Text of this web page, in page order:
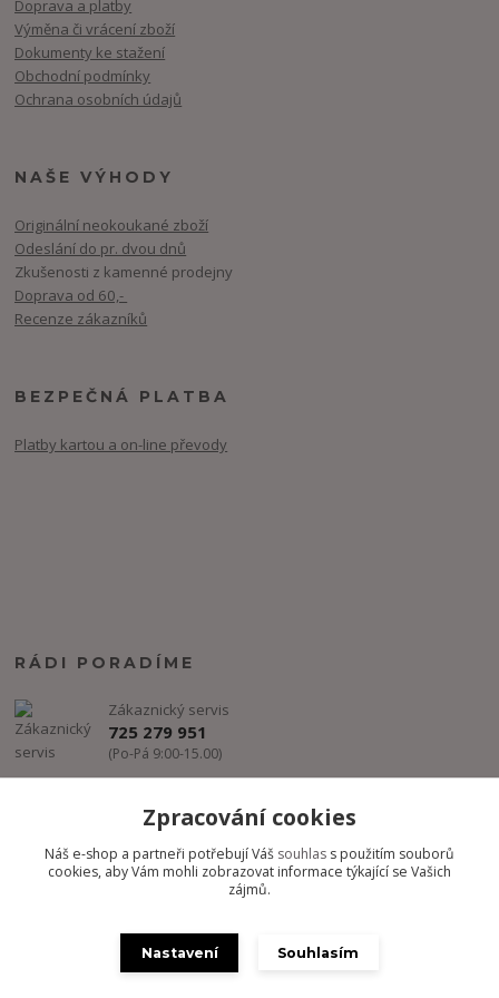
Doprava a platby
Výměna či vrácení zboží
Dokumenty ke stažení
Obchodní podmínky
Ochrana osobních údajů
NAŠE VÝHODY
Originální neokoukané zboží
Odeslání do pr. dvou dnů
Zkušenosti z kamenné prodejny
Doprava od 60,-
Recenze zákazníků
BEZPEČNÁ PLATBA
Platby kartou a on-line převody
RÁDI PORADÍME
Zákaznický servis
725 279 951
(Po-Pá 9:00-15.00)
Copyright @ FREESTYLE-DANCE.CZ 2012-2024 - Všechny práva
Zpracování cookies
Náš e-shop a partneři potřebují Váš souhlas s použitím souborů
cookies, aby Vám mohli zobrazovat informace týkající se Vašich
zájmů.
Nastavení Souhlasím